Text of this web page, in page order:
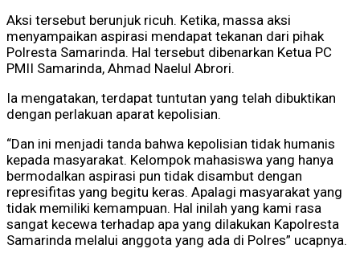
Aksi tersebut berunjuk ricuh. Ketika, massa aksi
menyampaikan aspirasi mendapat tekanan dari pihak
Polresta Samarinda. Hal tersebut dibenarkan Ketua PC
PMII Samarinda, Ahmad Naelul Abrori.
Ia mengatakan, terdapat tuntutan yang telah dibuktikan
dengan perlakuan aparat kepolisian.
“Dan ini menjadi tanda bahwa kepolisian tidak humanis
kepada masyarakat. Kelompok mahasiswa yang hanya
bermodalkan aspirasi pun tidak disambut dengan
represifitas yang begitu keras. Apalagi masyarakat yang
tidak memiliki kemampuan. Hal inilah yang kami rasa
sangat kecewa terhadap apa yang dilakukan Kapolresta
Samarinda melalui anggota yang ada di Polres” ucapnya.